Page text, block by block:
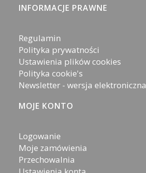
Linki w stopce
INFORMACJE PRAWNE
Regulamin
Polityka prywatności
Ustawienia plików cookies
Polityka cookie's
Newsletter - wersja elektroniczna
MOJE KONTO
Logowanie
Moje zamówienia
Przechowalnia